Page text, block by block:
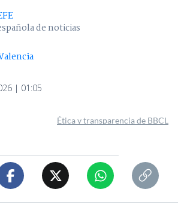
de noticias
| 01:05
Ética y transparencia de BBCL